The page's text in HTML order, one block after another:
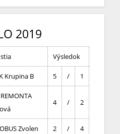
2019
Výsledok
Krupina B 5 / 1
4 / 2
Zvolen 2 / 4